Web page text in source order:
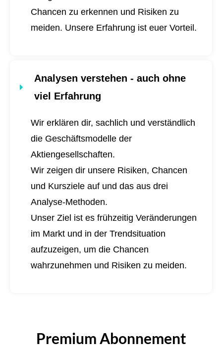
Chancen zu erkennen und Risiken zu
meiden. Unsere Erfahrung ist euer Vorteil.
Analysen verstehen - auch ohne
viel Erfahrung
Wir erklären dir, sachlich und verständlich
die Geschäftsmodelle der
Aktiengesellschaften.
Wir zeigen dir unsere Risiken, Chancen
und Kursziele auf und das aus drei
Analyse-Methoden.
Unser Ziel ist es frühzeitig Veränderungen
im Markt und in der Trendsituation
aufzuzeigen, um die Chancen
wahrzunehmen und Risiken zu meiden.
Premium Abonnement